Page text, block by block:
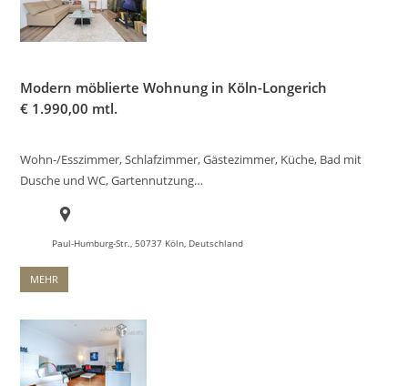
Modern möblierte Wohnung in Köln-Longerich
€ 1.990,00 mtl.
Wohn-/Esszimmer, Schlafzimmer, Gästezimmer, Küche, Bad mit
Dusche und WC, Gartennutzung…
Paul-Humburg-Str., 50737 Köln, Deutschland
MEHR